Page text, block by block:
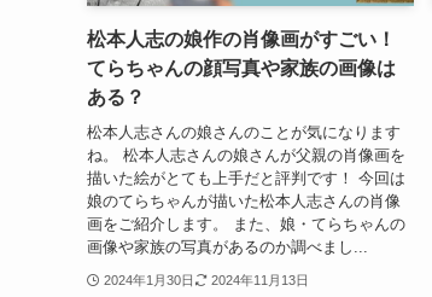
松本人志の娘作の肖像画がすごい！
てらちゃんの顔写真や家族の画像は
ある？
松本人志さんの娘さんのことが気になります
ね。 松本人志さんの娘さんが父親の肖像画を
描いた絵がとても上手だと評判です！ 今回は
娘のてらちゃんが描いた松本人志さんの肖像
画をご紹介します。 また、娘・てらちゃんの
画像や家族の写真があるのか調べまし...
2024年1月30日 2024年11月13日